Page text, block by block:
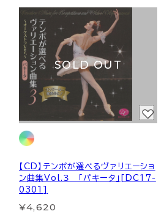
SOLD OUT
【CD】テンポが選べるヴァリエーショ
ン曲集Vol.３ 「パキータ」[DC17-
0301]
¥4,620